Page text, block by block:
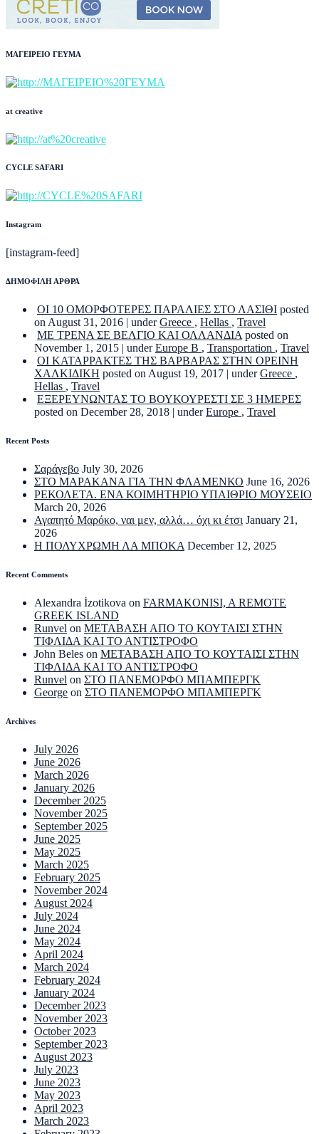
ΜΑΓΕΙΡΕΙΟ ΓΕΥΜΑ
at creative
CYCLE SAFARI
Instagram
[instagram-feed]
ΔΗΜΟΦΙΛΗ ΑΡΘΡΑ
ΟΙ 10 ΟΜΟΡΦΟΤΕΡΕΣ ΠΑΡΑΛΙΕΣ ΣΤΟ ΛΑΣΙΘΙ posted
on August 31, 2016 | underGreece , Hellas , Travel
ΜΕ ΤΡΕΝΑ ΣΕ ΒΕΛΓΙΟ ΚΑΙ ΟΛΛΑΝΔΙΑ posted on
November 1, 2015 | underEurope B , Transportation , Travel
ΟΙ ΚΑΤΑΡΡΑΚΤΕΣ ΤΗΣ ΒΑΡΒΑΡΑΣ ΣΤΗΝ ΟΡΕΙΝΗ
ΧΑΛΚΙΔΙΚΗ posted on August 19, 2017 | underGreece ,
Hellas , Travel
ΕΞΕΡΕΥΝΩΝΤΑΣ ΤΟ ΒΟΥΚΟΥΡΕΣΤΙ ΣΕ 3 ΗΜΕΡΕΣ
posted on December 28, 2018 | underEurope , Travel
Recent Posts
Σαράγεβο July 30, 2026
ΣΤΟ ΜΑΡΑΚΑΝΑ ΓΙΑ ΤΗΝ ΦΛΑΜΕΝΚΟ June 16, 2026
ΡΕΚΟΛΕΤΑ. ΕΝΑ ΚΟΙΜΗΤΗΡΙΟ ΥΠΑΙΘΡΙΟ ΜΟΥΣΕΙΟ
March 20, 2026
Αγαπητό Μαρόκο, ναι μεν, αλλά… όχι κι έτσι January 21,
2026
Η ΠΟΛΥΧΡΩΜΗ ΛΑ ΜΠΟΚΑ December 12, 2025
Recent Comments
Alexandra İzotikova on FARMAKONISI, A REMOTE
GREEK ISLAND
Runvel on ΜΕΤΑΒΑΣΗ ΑΠΟ ΤΟ ΚΟΥΤΑΙΣΙ ΣΤΗΝ
ΤΙΦΛΙΔΑ ΚΑΙ ΤΟ ΑΝΤΙΣΤΡΟΦΟ
John Beles on ΜΕΤΑΒΑΣΗ ΑΠΟ ΤΟ ΚΟΥΤΑΙΣΙ ΣΤΗΝ
ΤΙΦΛΙΔΑ ΚΑΙ ΤΟ ΑΝΤΙΣΤΡΟΦΟ
Runvel on ΣΤΟ ΠΑΝΕΜΟΡΦΟ ΜΠΑΜΠΕΡΓΚ
George on ΣΤΟ ΠΑΝΕΜΟΡΦΟ ΜΠΑΜΠΕΡΓΚ
Archives
July 2026
June 2026
March 2026
January 2026
December 2025
November 2025
September 2025
June 2025
May 2025
March 2025
February 2025
November 2024
August 2024
July 2024
June 2024
May 2024
April 2024
March 2024
February 2024
January 2024
December 2023
November 2023
October 2023
September 2023
August 2023
July 2023
June 2023
May 2023
April 2023
March 2023